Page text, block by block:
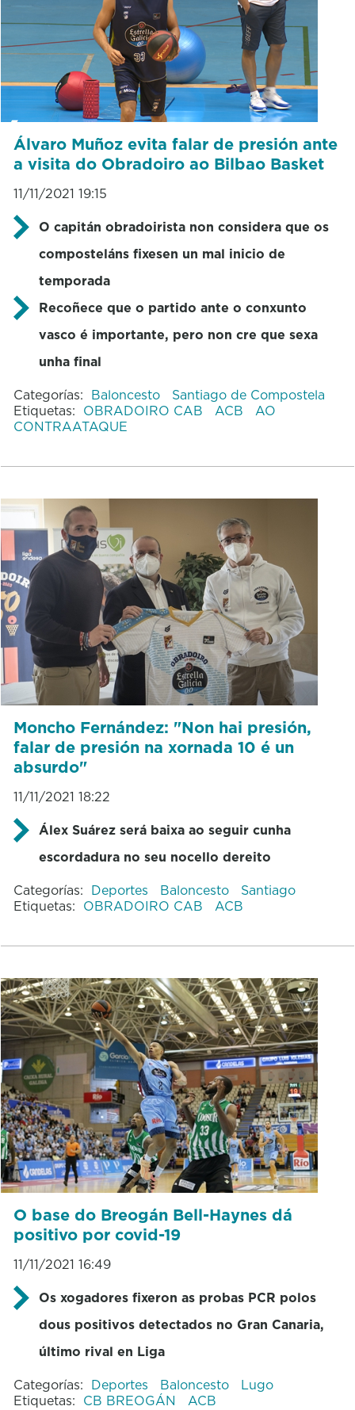
Álvaro Muñoz evita falar de presión ante
a visita do Obradoiro ao Bilbao Basket
11/11/2021 19:15
O capitán obradoirista non considera que os
composteláns fixesen un mal inicio de
temporada
Recoñece que o partido ante o conxunto
vasco é importante, pero non cre que sexa
unha final
Categorías: Baloncesto
Santiago de Compostela
Etiquetas: OBRADOIRO CAB ACB
AO
CONTRAATAQUE
Moncho Fernández: "Non hai presión,
falar de presión na xornada 10 é un
absurdo"
11/11/2021 18:22
Álex Suárez será baixa ao seguir cunha
escordadura no seu nocello dereito
Categorías: Deportes Baloncesto
Santiago
Etiquetas: OBRADOIRO CAB ACB
O base do Breogán Bell-Haynes dá
positivo por covid-19
11/11/2021 16:49
Os xogadores fixeron as probas PCR polos
dous positivos detectados no Gran Canaria,
último rival en Liga
Categorías: Deportes Baloncesto
Lugo
Etiquetas: CB BREOGÁN ACB